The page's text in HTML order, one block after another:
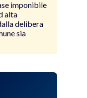
imponibile
alta
delibera
sia